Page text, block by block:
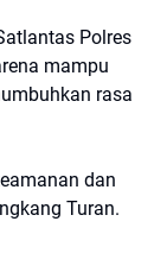
Polres
mampu
rasa
dan
Turan.